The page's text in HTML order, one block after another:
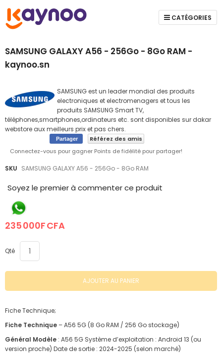
CATÉGORIES
SAMSUNG GALAXY A56 - 256Go - 8Go RAM -
kaynoo.sn
SAMSUNG est un leader mondial des produits
electroniques et electromenagers et tous les
produits SAMSUNG Smart TV,
téléphones,smartphones,ordinateurs etc. sont disponibles sur dakar
webstore aux meilleurs prix et pas chers.
Partager
Référez des amis
Connectez-vous pour gagner Points de fidélité pour partager!
SKU SAMSUNG GALAXY A56 - 256Go - 8Go RAM
Soyez le premier à commenter ce produit
235 000F CFA
Qté
AJOUTER AU PANIER
Fiche Technique;
Fiche Technique – A56 5G (8 Go RAM / 256 Go stockage)
Général Modèle : A56 5G Système d’exploitation : Android 13 (ou
version proche) Date de sortie : 2024-2025 (selon marché)
Skip
the
the
images
Skip
the
the
images